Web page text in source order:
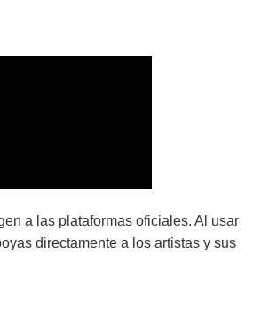
a las plataformas oficiales. Al usar
directamente a los artistas y sus